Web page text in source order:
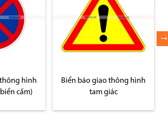
hình
Biển báo giao thông stop